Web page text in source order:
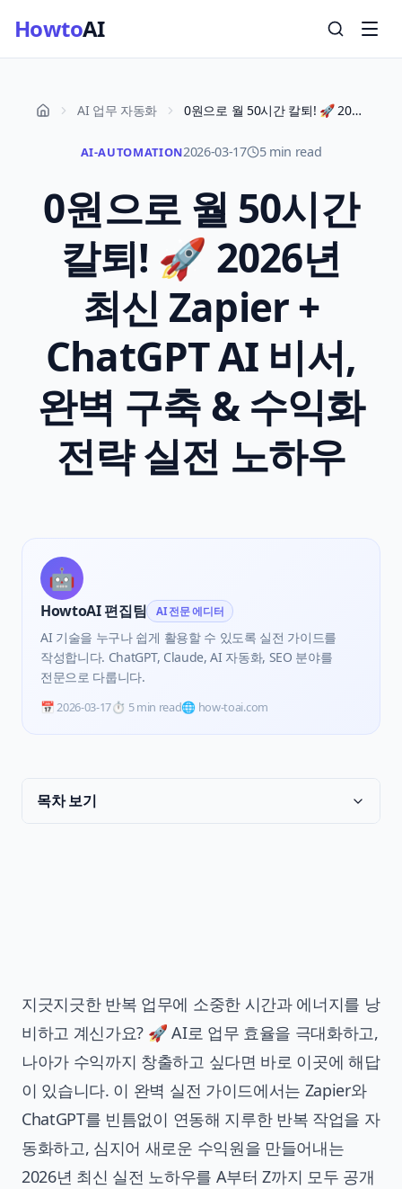
HowtoAI
AI 업무 자동화 0원으로 월 50시간 칼퇴! 🚀 2026년 최신 Zapier + ChatGPT AI 비서, 완벽 구축 & 수익화 전략 실전 노하우
AI-AUTOMATION2026-03-17 5 min read
0원으로 월 50시간
칼퇴! 🚀 2026년
최신 Zapier +
ChatGPT AI 비서,
완벽 구축 & 수익화
전략 실전 노하우
🤖
HowtoAI 편집팀 AI 전문 에디터
AI 기술을 누구나 쉽게 활용할 수 있도록 실전 가이드를
작성합니다. ChatGPT, Claude, AI 자동화, SEO 분야를
전문으로 다룹니다.
📅2026-03-17⏱️ 5 min read🌐 how-toai.com
목차 보기
지긋지긋한 반복 업무에 소중한 시간과 에너지를 낭
비하고 계신가요? 🚀 AI로 업무 효율을 극대화하고,
나아가 수익까지 창출하고 싶다면 바로 이곳에 해답
이 있습니다. 이 완벽 실전 가이드에서는 Zapier와
ChatGPT를 빈틈없이 연동해 지루한 반복 작업을 자
동화하고, 심지어 새로운 수익원을 만들어내는
2026년 최신 실전 노하우를 A부터 Z까지 모두 공개